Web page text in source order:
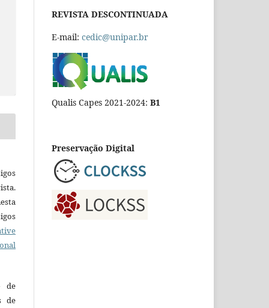
de
de
REVISTA DESCONTINUADA
E-mail: cedic@unipar.br
Qualis Capes 2021-2024: B1
Preservação Digital